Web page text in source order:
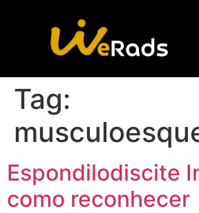
Tag:
Espondilodiscite
como reconhecer